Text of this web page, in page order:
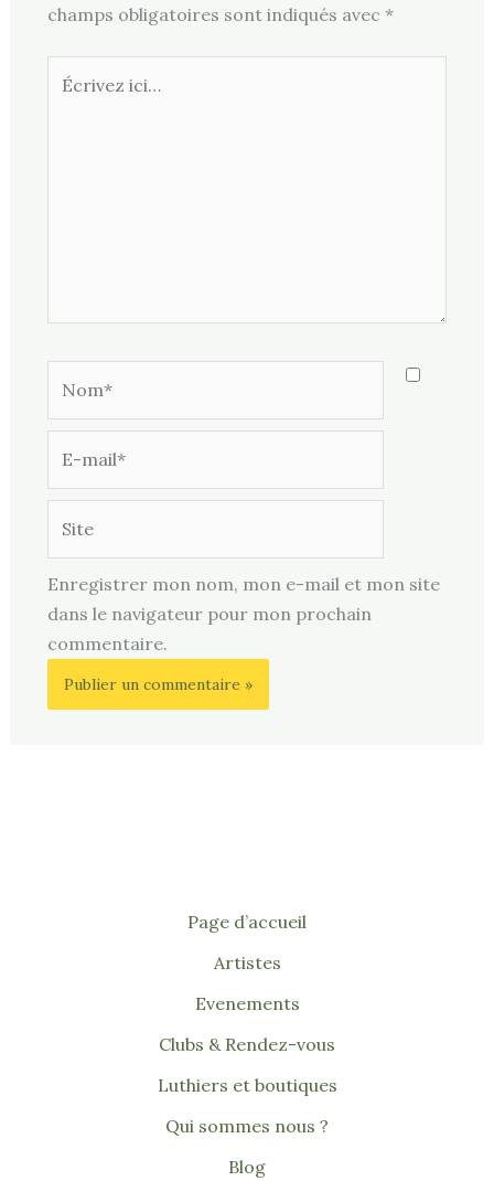
champs obligatoires sont indiqués avec *
ici…
mail*
Enregistrer mon nom, mon e-mail et mon site
dans le navigateur pour mon prochain
commentaire.
Page d’accueil
Artistes
Evenements
Clubs & Rendez-vous
Luthiers et boutiques
Qui sommes nous ?
Blog